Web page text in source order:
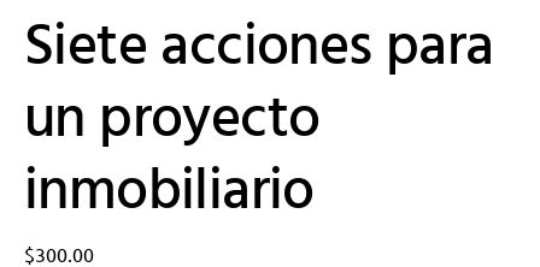
Siete acciones para
un proyecto
inmobiliario
$300.00